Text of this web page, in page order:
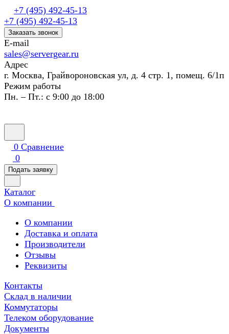
+7 (495) 492-45-13
+7 (495) 492-45-13
Заказать звонок
E-mail
sales@servergear.ru
Адрес
г. Москва, Грайвороновская ул, д. 4 стр. 1, помещ. 6/1п
Режим работы
Пн. – Пт.: с 9:00 до 18:00
0 Сравнение
0
Подать заявку
Каталог
О компании
О компании
Доставка и оплата
Производители
Отзывы
Реквизиты
Контакты
Склад в наличии
Коммутаторы
Телеком оборудование
Документы